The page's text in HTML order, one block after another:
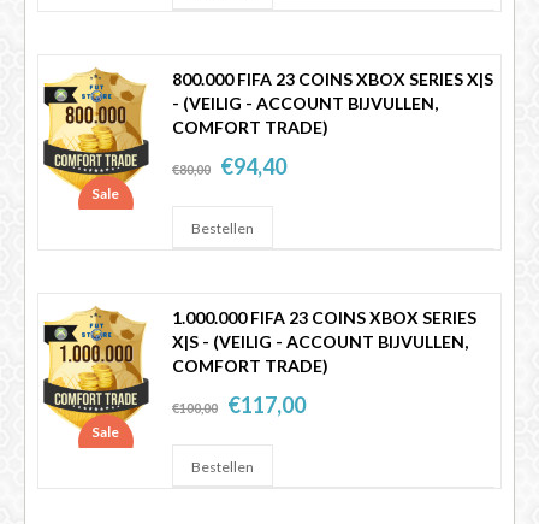
Sale
800.000 FIFA 23 COINS XBOX SERIES X|S
- (VEILIG - ACCOUNT BIJVULLEN,
COMFORT TRADE)
€80,00 €94,40
Sale
1.000.000 FIFA 23 COINS XBOX SERIES
X|S - (VEILIG - ACCOUNT BIJVULLEN,
COMFORT TRADE)
€100,00 €117,00